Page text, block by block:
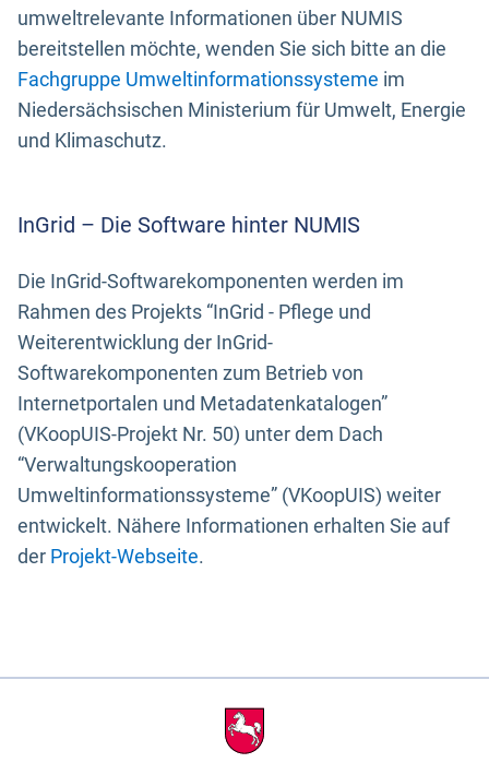
umweltrelevante Informationen über NUMIS
bereitstellen möchte, wenden Sie sich bitte an die
Fachgruppe Umweltinformationssysteme im
Niedersächsischen Ministerium für Umwelt, Energie
und Klimaschutz.
InGrid – Die Software hinter NUMIS
Die InGrid-Softwarekomponenten werden im
Rahmen des Projekts “InGrid - Pflege und
Weiterentwicklung der InGrid-
Softwarekomponenten zum Betrieb von
Internetportalen und Metadatenkatalogen”
(VKoopUIS-Projekt Nr. 50) unter dem Dach
“Verwaltungskooperation
Umweltinformationssysteme” (VKoopUIS) weiter
entwickelt. Nähere Informationen erhalten Sie auf
der Projekt-Webseite.